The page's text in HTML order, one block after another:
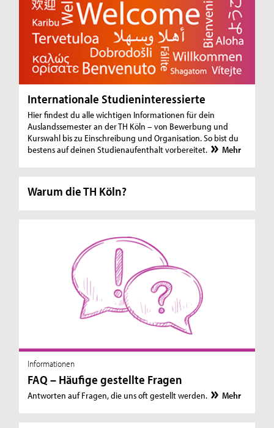
Internationale Studieninteressierte
Hier findest du alle wichtigen Informationen für dein
Auslandssemester an der TH Köln – von Bewerbung und
Kurswahl bis zu Einschreibung und Organisation. So bist du
bestens auf deinen Studienaufenthalt vorbereitet.
Mehr
Warum die TH Köln?
Informationen
FAQ – Häufige gestellte Fragen
Antworten auf Fragen, die uns oft gestellt werden. Mehr